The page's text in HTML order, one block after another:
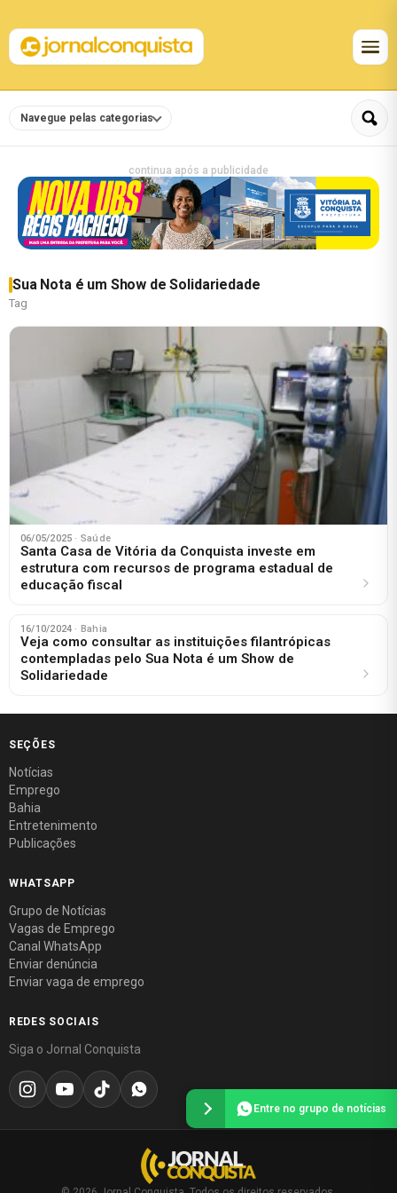
Navegue pelas categorias
continua após a publicidade
Sua Nota é um Show de Solidariedade
Tag
06/05/2025 · Saúde
Santa Casa de Vitória da Conquista investe em
estrutura com recursos de programa estadual de
educação fiscal
16/10/2024 · Bahia
Veja como consultar as instituições filantrópicas
contempladas pelo Sua Nota é um Show de
Solidariedade
SEÇÕES
Notícias
Emprego
Bahia
Entretenimento
Publicações
WHATSAPP
Grupo de Notícias
Vagas de Emprego
Canal WhatsApp
Enviar denúncia
Enviar vaga de emprego
REDES SOCIAIS
Siga o Jornal Conquista
Entre no grupo de notícias